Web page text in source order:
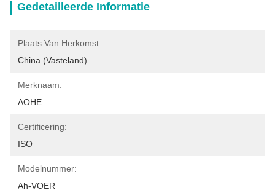
Gedetailleerde Informatie
Plaats Van Herkomst:
China (Vasteland)
Merknaam:
AOHE
Certificering:
ISO
Modelnummer:
Ah-VOER